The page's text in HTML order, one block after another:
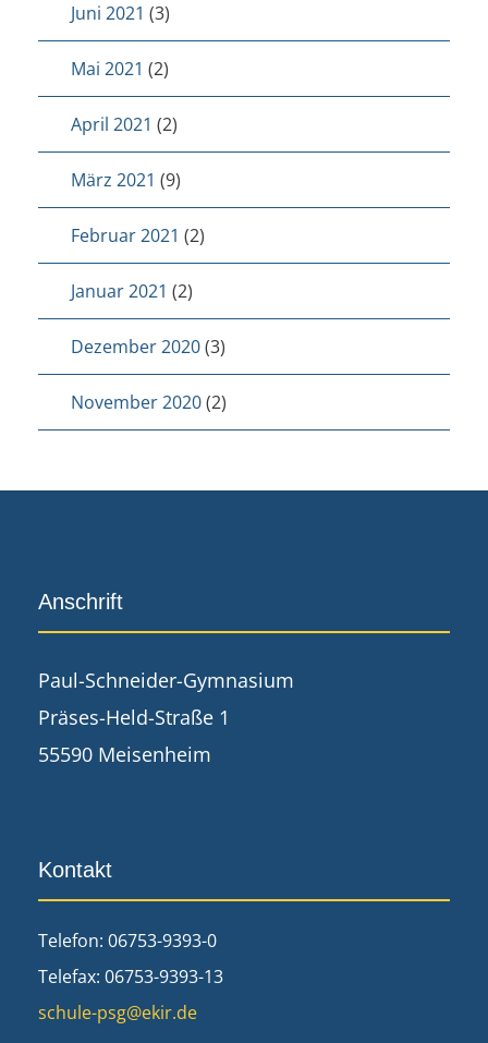
Juni 2021 (3)
Mai 2021 (2)
April 2021 (2)
März 2021 (9)
Februar 2021 (2)
Januar 2021 (2)
Dezember 2020(3)
November 2020(2)
Anschrift
Paul-Schneider-Gymnasium
Präses-Held-Straße 1
55590 Meisenheim
Kontakt
Telefon: 06753-9393-0
Telefax: 06753-9393-13
schule-psg@ekir.de